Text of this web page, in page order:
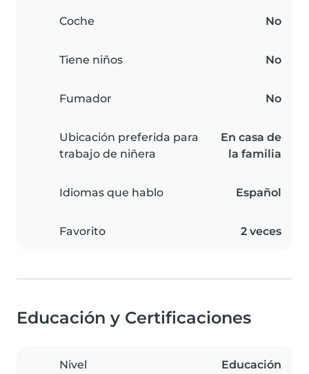
Coche No
Tiene niños No
Fumador No
Ubicación preferida para
trabajo de niñera
En casa de
la familia
Idiomas que hablo Español
Favorito 2 veces
Educación y Certificaciones
Nivel
Educación